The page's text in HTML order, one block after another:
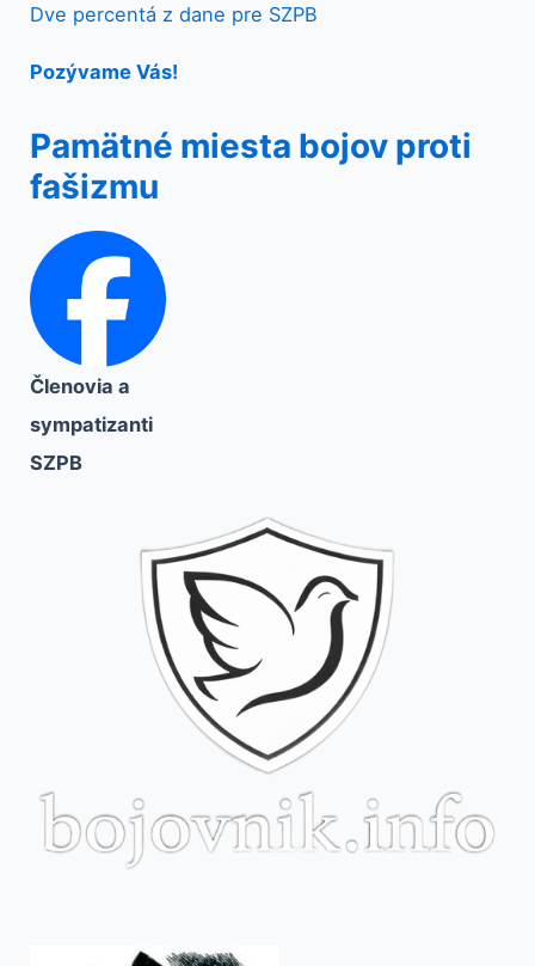
Dve percentá z dane pre SZPB
Pozývame Vás!
Pamätné miesta bojov proti
fašizmu
Členovia a
sympatizanti
SZPB